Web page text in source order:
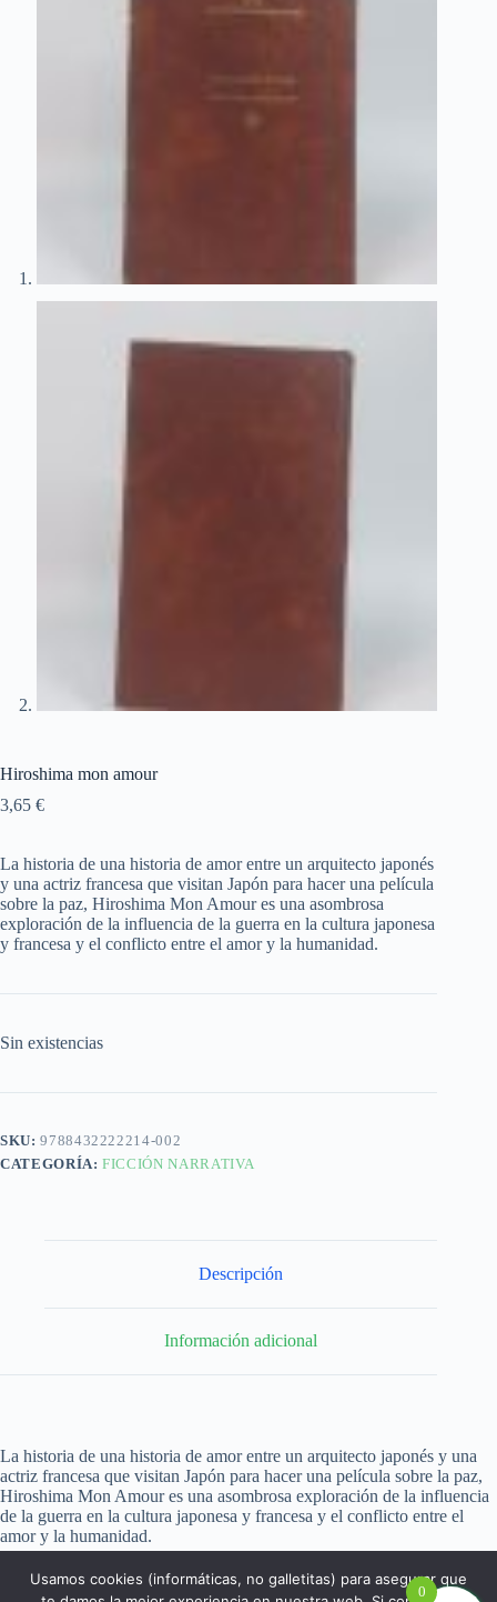
Hiroshima mon amour
3,65 €
La historia de una historia de amor entre un arquitecto japonés
y una actriz francesa que visitan Japón para hacer una película
sobre la paz, Hiroshima Mon Amour es una asombrosa
exploración de la influencia de la guerra en la cultura japonesa
y francesa y el conflicto entre el amor y la humanidad.
Sin existencias
SKU:9788432222214-002
CATEGORÍA:FICCIÓN NARRATIVA
Descripción
Información adicional
La historia de una historia de amor entre un arquitecto japonés y una
actriz francesa que visitan Japón para hacer una película sobre la paz,
Hiroshima Mon Amour es una asombrosa exploración de la influencia
de la guerra en la cultura japonesa y francesa y el conflicto entre el
amor y la humanidad.
0
Usamos cookies (informáticas, no galletitas) para asegurar que